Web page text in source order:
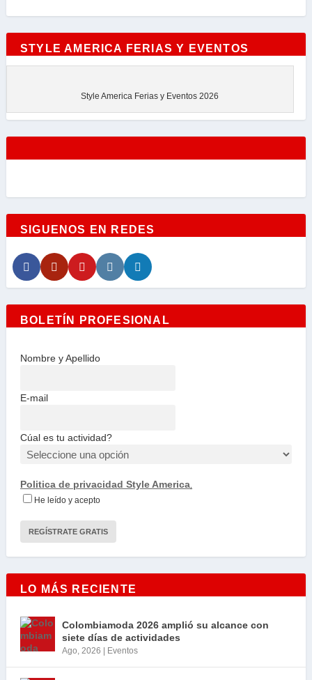
STYLE AMERICA FERIAS Y EVENTOS
Style America Ferias y Eventos 2026
SIGUENOS EN REDES
BOLETÍN PROFESIONAL
Nombre y Apellido
E-mail
Cúal es tu actividad?
Politica de privacidad Style America.
He leído y acepto
LO MÁS RECIENTE
Colombiamoda 2026 amplió su alcance con
siete días de actividades
Ago, 2026 Eventos